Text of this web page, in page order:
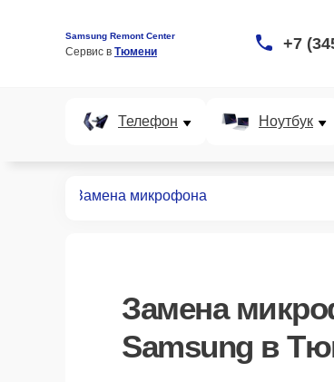
Samsung Remont Center
Сервис в Тюмени +7
Телефон Ноутбук
Замена микрофона
Замена
Samsung в